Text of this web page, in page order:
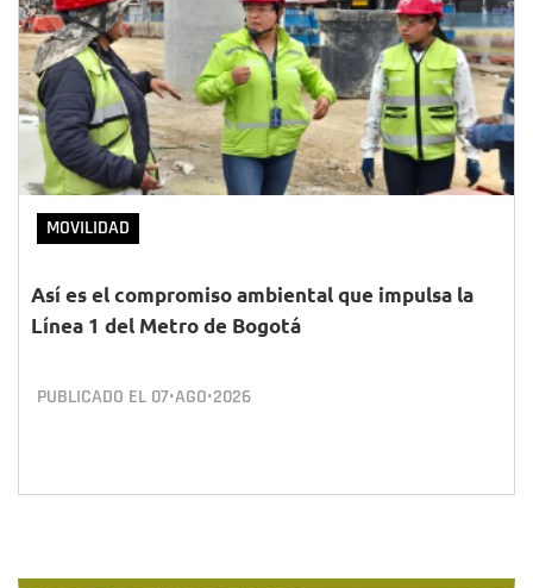
MOVILIDAD
Así es el compromiso ambiental que impulsa la
Línea 1 del Metro de Bogotá
PUBLICADO EL 07•AGO•2026